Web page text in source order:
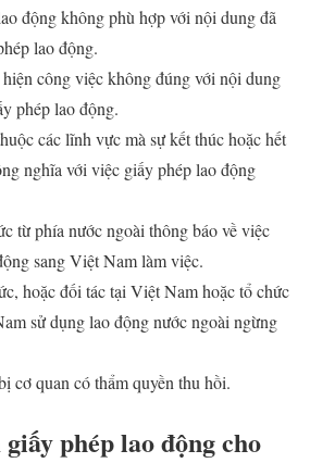
động không phù hợp với nội dung đã
lao động.
công việc không đúng với nội dung
phép lao động.
các lĩnh vực mà sự kết thúc hoặc hết
nghĩa với việc giấy phép lao động
từ phía nước ngoài thông báo về việc
sang Việt Nam làm việc.
hoặc đối tác tại Việt Nam hoặc tổ chức
sử dụng lao động nước ngoài ngừng
cơ quan có thẩm quyền thu hồi.
phép lao động cho